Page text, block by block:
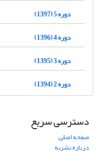
دوره 5 (1397)
دوره 4 (1396)
دوره 3 (1395)
دوره 2 (1394)
دسترسی سریع
صفحه اصلی
درباره نشریه